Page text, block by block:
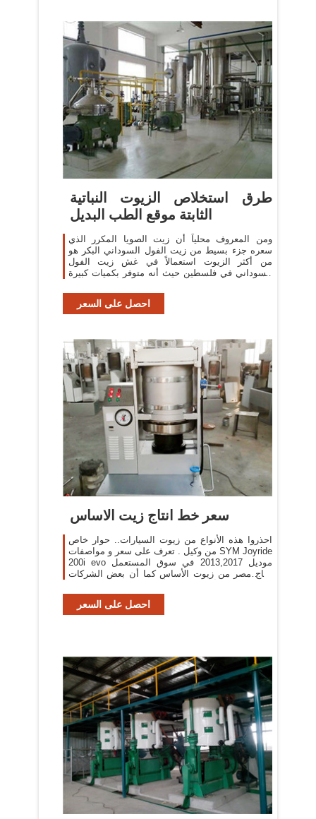
طرق استخلاص الزيوت النباتية
الثابتة موقع الطب البديل
ومن المعروف محلياً أن زيت الصويا المكرر الذي
سعره جزء بسيط من زيت الفول السوداني البكر هو
من أكثر الزيوت استعمالاً في غش زيت الفول
السوداني في فلسطين حيث أنه متوفر بكميات كبيرة
الصفراء
احصل على السعر
سعر خط انتاج زيت الاساس
احذروا هذه الأنواع من زيوت السيارات.. حوار خاص
من وكيل . تعرف على سعر و مواصفات SYM Joyride
200i evo موديل 2013,2017 في سوق المستعمل
إنتاج مصر من زيوت الأساس كما أن بعض الشركات
بخلطه
احصل على السعر